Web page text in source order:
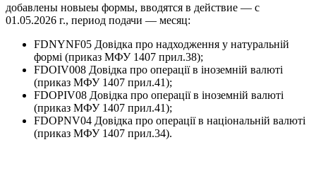
добавлены новыеы формы, вводятся в действие — с
01.05.2026 г., период подачи — месяц:
FDNYNF05 Довідка про надходження у натуральній
формі (приказ МФУ 1407 прил.38);
FDOIV008 Довідка про операції в іноземній валюті
(приказ МФУ 1407 прил.41);
FDOPIV08 Довідка про операції в іноземній валюті
(приказ МФУ 1407 прил.41);
FDOPNV04 Довідка про операції в національній валюті
(приказ МФУ 1407 прил.34).